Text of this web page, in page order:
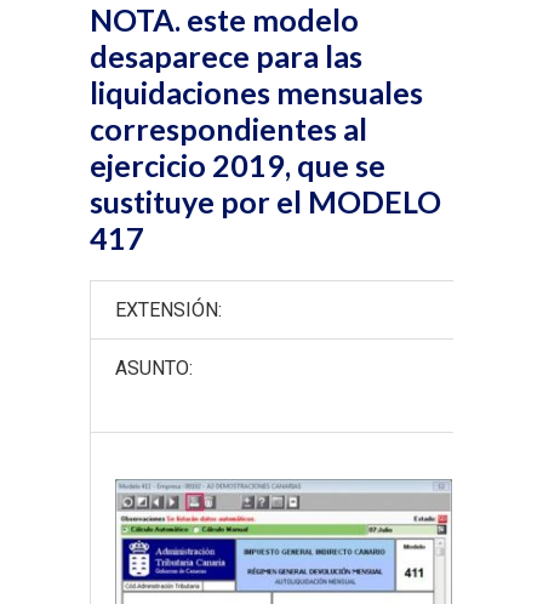
NOTA. este modelo
desaparece para las
liquidaciones mensuales
correspondientes al
ejercicio 2019, que se
sustituye por el MODELO
417
EXTENSIÓN:
ASUNTO: